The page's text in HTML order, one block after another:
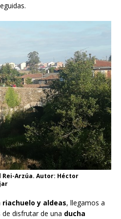
Rei-Arzúa. Autor: Héctor
riachuelo y aldeas, llegamos a
disfrutar de una ducha